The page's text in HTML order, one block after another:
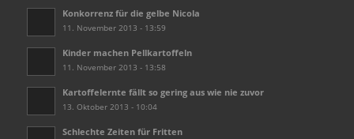
Konkorrenz für die gelbe Nicola
11. November 2013 - 13:59
Kinder machen Pellkartoffeln
11. November 2013 - 13:58
Kartoffelernte fällt so gering aus wie nie zuvor
13. Oktober 2013 - 10:04
Schlechte Zeiten für Fritten